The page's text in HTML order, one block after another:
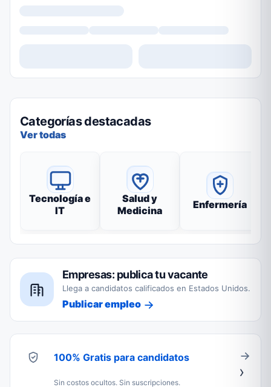
Categorías destacadas
Ver todas
Tecnología e
IT
Salud y
Medicina
Enfermería
Empresas: publica tu vacante
Llega a candidatos calificados en Estados Unidos.
Publicar empleo
100% Gratis para candidatos
Sin costos ocultos. Sin suscripciones.